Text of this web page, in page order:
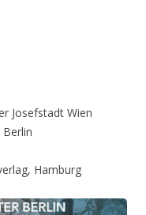
Josefstadt Wien
Berlin
Hamburg